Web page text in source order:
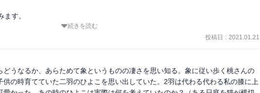
ダ。雄。
る。水鳥池は大きい。
拍子すると後ろ足で立ってどじょうすくいを踊る。
の雄、八歳。
おとなしい性格。
。長年象を担当してきたので顔も象に似ている。
す。
府が、
殺処分
存在が
が、それ
出会う）
続きを読む
投稿日 : 2021.01.21
どうなるか、あらためて象というものの凄さを思い知る。象に従い歩く桃さんの
供の時育てていた二羽のひよこを思い出していた。2羽は代わる代わる私の膝に上